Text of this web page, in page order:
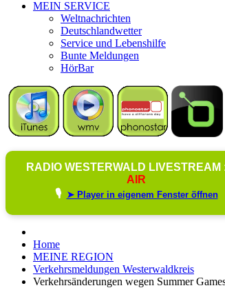
MEIN SERVICE
Weltnachrichten
Deutschlandwetter
Service und Lebenshilfe
Bunte Meldungen
HörBar
RADIO WESTERWALD LIVESTREAM
AIR
🎙️ ➤ Player in eigenem Fenster öffnen
Home
MEINE REGION
Verkehrsmeldungen Westerwaldkreis
Verkehrsänderungen wegen Summer